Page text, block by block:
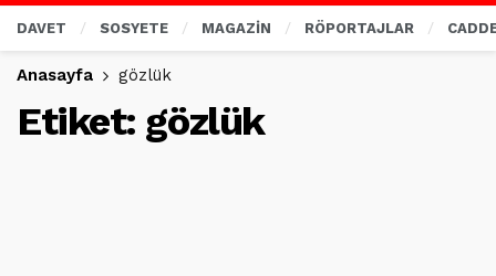
DAVET SOSYETE MAGAZİN RÖPORTAJLAR
Anasayfa gözlük
Etiket: gözlük